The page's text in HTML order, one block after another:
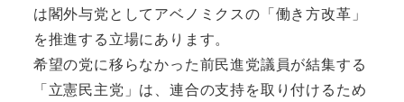
は閣外与党としてアベノミクスの「働き方改革」
を推進する立場にあります。
希望の党に移らなかった前民進党議員が結集する
「立憲民主党」は、連合の支持を取り付けるため